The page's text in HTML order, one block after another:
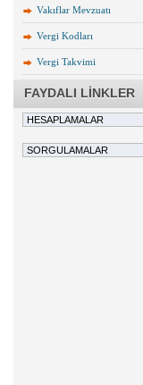
Vakıflar Mevzuatı
Vergi Kodları
Vergi Takvimi
FAYDALI LİNKLER